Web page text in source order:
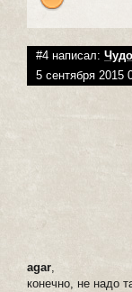
#4 написал:
5 сентября 2015
agar,
конечно, не надо